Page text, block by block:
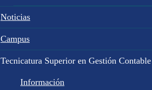
Noticias
Campus
Tecnicatura Superior en Gestión
Información